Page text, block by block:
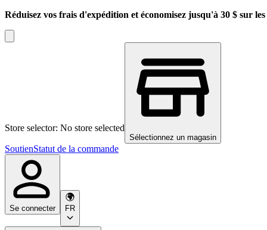
Réduisez vos frais d'expédition et économisez jusqu'à 30 $ sur
Store selector: No store selected
Sélectionnez un magasin
SoutienStatut de la commande
Se connecter FR